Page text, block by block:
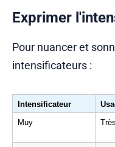
Exprimer
Pour nuancer et
intensificateurs :
Intensificateur
Muy
Très